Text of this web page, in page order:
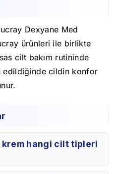
Dexyane Med
ürünleri ile birlikte
cilt bakım rutininde
edildiğinde cildin konfor
krem hangi cilt tipleri